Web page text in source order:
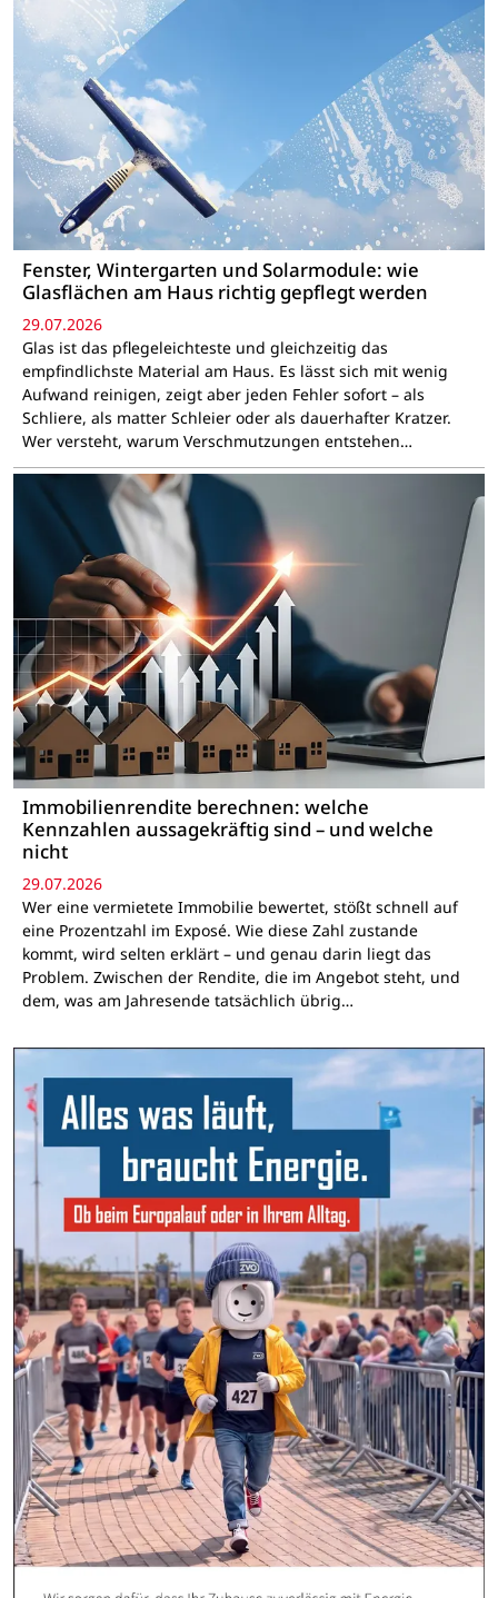
Fenster, Wintergarten und Solarmodule: wie
Glasflächen am Haus richtig gepflegt werden
29.07.2026
Glas ist das pflegeleichteste und gleichzeitig das
empfindlichste Material am Haus. Es lässt sich mit wenig
Aufwand reinigen, zeigt aber jeden Fehler sofort – als
Schliere, als matter Schleier oder als dauerhafter Kratzer.
Wer versteht, warum Verschmutzungen entstehen…
Immobilienrendite berechnen: welche
Kennzahlen aussagekräftig sind – und welche
nicht
29.07.2026
Wer eine vermietete Immobilie bewertet, stößt schnell auf
eine Prozentzahl im Exposé. Wie diese Zahl zustande
kommt, wird selten erklärt – und genau darin liegt das
Problem. Zwischen der Rendite, die im Angebot steht, und
dem, was am Jahresende tatsächlich übrig…